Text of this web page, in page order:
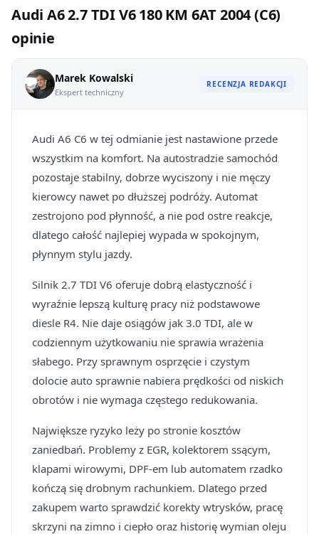
Audi A6 2.7 TDI V6 180 KM 6AT 2004 (C6)
opinie
Marek Kowalski
Ekspert techniczny
RECENZJA REDAKCJI
Audi A6 C6 w tej odmianie jest nastawione przede
wszystkim na komfort. Na autostradzie samochód
pozostaje stabilny, dobrze wyciszony i nie męczy
kierowcy nawet po dłuższej podróży. Automat
zestrojono pod płynność, a nie pod ostre reakcje,
dlatego całość najlepiej wypada w spokojnym,
płynnym stylu jazdy.
Silnik 2.7 TDI V6 oferuje dobrą elastyczność i
wyraźnie lepszą kulturę pracy niż podstawowe
diesle R4. Nie daje osiągów jak 3.0 TDI, ale w
codziennym użytkowaniu nie sprawia wrażenia
słabego. Przy sprawnym osprzęcie i czystym
dolocie auto sprawnie nabiera prędkości od niskich
obrotów i nie wymaga częstego redukowania.
Największe ryzyko leży po stronie kosztów
zaniedbań. Problemy z EGR, kolektorem ssącym,
klapami wirowymi, DPF-em lub automatem rzadko
kończą się drobnym rachunkiem. Dlatego przed
zakupem warto sprawdzić korekty wtrysków, pracę
skrzyni na zimno i ciepło oraz historię wymian oleju